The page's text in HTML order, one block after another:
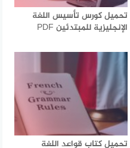
تحميل كورس تأسيس اللغة
الإنجليزية للمبتدئين PDF
تحميل كتاب قواعد اللغة